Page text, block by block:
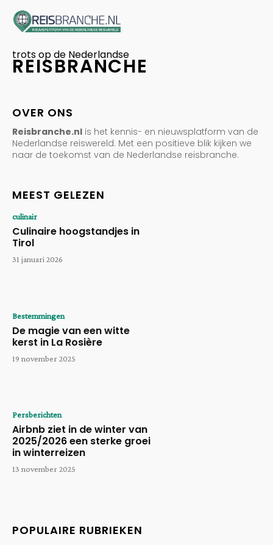
trots op de Nederlandse
REISBRANCHE
OVER ONS
Reisbranche.nl is het kennis- en nieuwsplatform van de
Nederlandse reiswereld. Met een positieve blik kijken we
naar de toekomst van de Nederlandse reisbranche.
MEEST GELEZEN
culinair
Culinaire hoogstandjes in
Tirol
31 januari 2026
Bestemmingen
De magie van een witte
kerst in La Rosière
19 november 2025
Persberichten
Airbnb ziet in de winter van
2025/2026 een sterke groei
in winterreizen
13 november 2025
POPULAIRE RUBRIEKEN